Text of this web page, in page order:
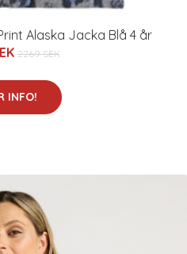
Alaska Jacka Blå 4 år
2269 SEK
INFO!